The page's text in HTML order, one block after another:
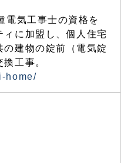
電気工事士の資格を
に加盟し、個人住宅
建物の錠前（電気錠
工事。
home/